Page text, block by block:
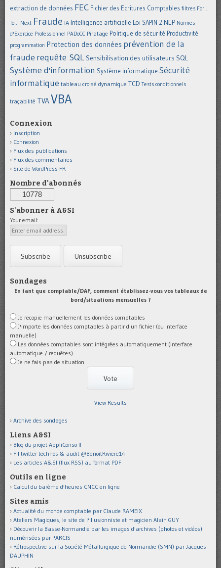
extraction de données FEC Fichier des Ecritures Comptables filtres For...
To... Next Fraude IA Intelligence artificielle Loi SAPIN 2 NEP Normes
d'Exercice Professionnel PADoCC Piratage Politique de sécurité Productivité
programmation Protection des données prévention de la
fraude requête SQL Sensibilisation des utilisateurs SQL
Système d'information Système informatique Sécurité
informatique tableau croisé dynamique TCD Tests conditionnels
traçabilité TVA VBA
Connexion
Inscription
Connexion
Flux des publications
Flux des commentaires
Site de WordPress-FR
Nombre d'abonnés
10778
S'abonner à A&SI
Your email:
Sondages
En tant que comptable/DAF, comment établissez-vous vos tableaux de
bord/situations mensuelles ?
Je recopie manuellement les données comptables
J'importe les données comptables à partir d'un fichier (ou interface
manuelle)
Les données comptables sont intégrées automatiquement (interface
automatique / requêtes)
Je ne fais pas de situation
View Results
Archive des sondages
Liens A&SI
Blog du projet AppliConso II
Fil twitter technos & audit @BenoitRiviere14
Les articles A&SI (flux RSS) au format PDF
Outils en ligne
Calcul du barème d'heures CNCC en ligne
Sites amis
Actualité du monde comptable par Claude RAMEIX
Ateliers Magiques, le site de l'illusionniste et magicien Alain GUY
Découvrir la Basse-Normandie par les images d'archives (photos et vidéos)
numérisées par l'ARCIS
Rétrospective sur la Société Métallurgique de Normandie (SMN) par Jacques
DAUPHIN